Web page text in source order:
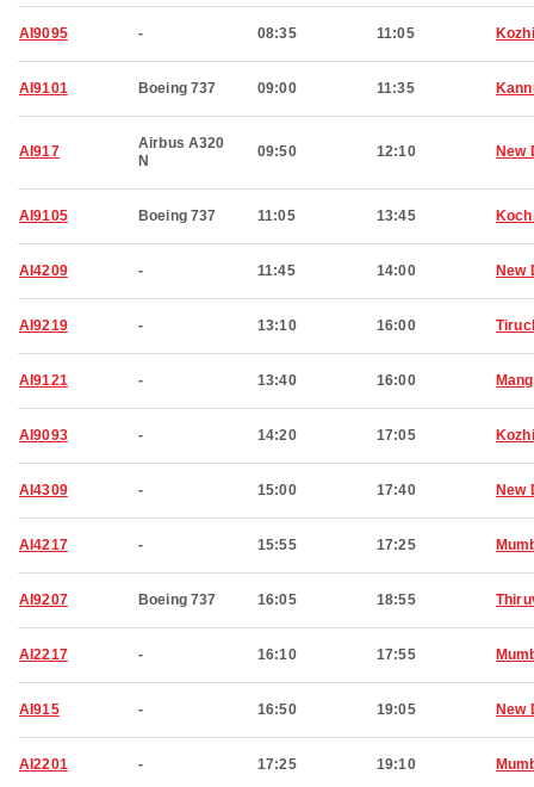
AI9095 - 08:35 11:05
AI9101 Boeing 737 09:00 11:35
AI917
Airbus A320
N
09:50 12:10 New
AI9105 Boeing 737 11:05 13:45
AI4209 - 11:45 14:00 New
AI9219 - 13:10 16:00
AI9121 - 13:40 16:00
AI9093 - 14:20 17:05
AI4309 - 15:00 17:40 New
AI4217 - 15:55 17:25
AI9207 Boeing 737 16:05 18:55
AI2217 - 16:10 17:55
AI915 - 16:50 19:05 New
AI2201 - 17:25 19:10